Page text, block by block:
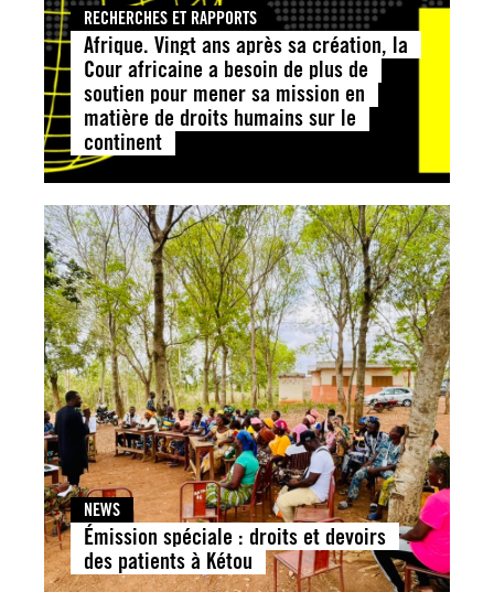
RECHERCHES ET RAPPORTS
Afrique. Vingt ans après sa création, la
Cour africaine a besoin de plus de
soutien pour mener sa mission en
matière de droits humains sur le
continent
NEWS
Émission spéciale : droits et devoirs
des patients à Kétou